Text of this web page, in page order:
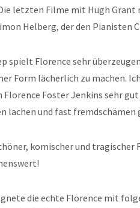
letzten Filme mit Hugh
Helberg, der den Pianisten
spielt Florence sehr
Form lächerlich zu machen.
Florence Foster Jenkins sehr
lachen und fast
komischer und tragischer
die echte Florence mit